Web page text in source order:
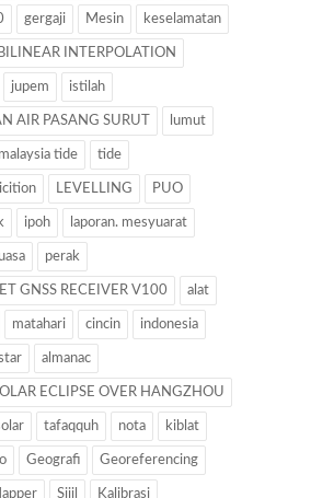
gergaji Mesin keselamatan
BILINEAR INTERPOLATION
jupem istilah
AIR PASANG SURUT lumut
malaysia tide tide
LEVELLING PUO
ipoh laporan. mesyuarat
perak
GNSS RECEIVER V100 alat
matahari cincin indonesia
almanac
ECLIPSE OVER HANGZHOU
tafaqquh nota kiblat
Geografi Georeferencing
Sijil Kalibrasi